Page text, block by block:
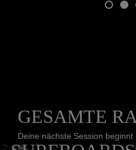
GESAMTE
Deine nächste Session beginnt
KITES